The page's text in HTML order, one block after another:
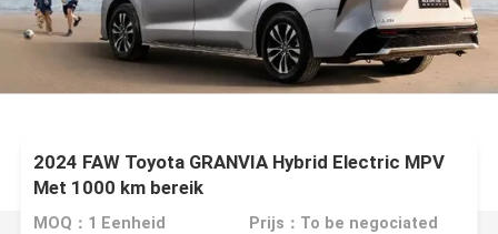
2024 FAW Toyota GRANVIA Hybrid Electric MPV
Met 1000 km bereik
MOQ：1 Eenheid Prijs：To be negociated